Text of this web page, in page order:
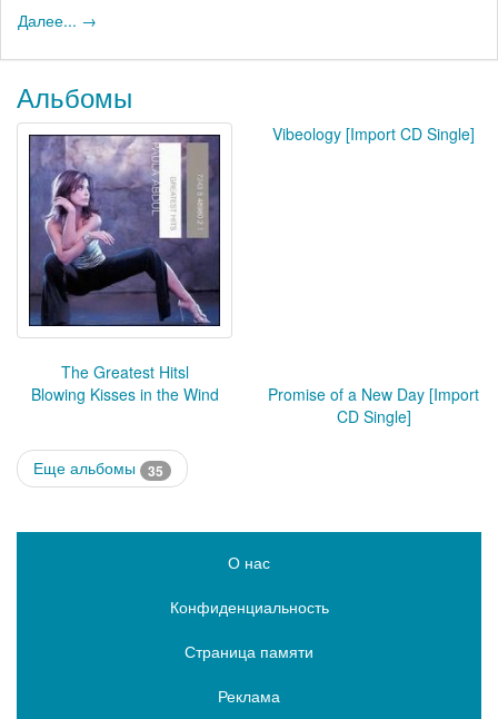
Далее... →
Альбомы
The Greatest Hitsl
Vibeology [Import CD Single]
Blowing Kisses in the Wind
Promise of a New Day [Import
CD Single]
Еще альбомы 35
О нас
Конфиденциальность
Страница памяти
Реклама